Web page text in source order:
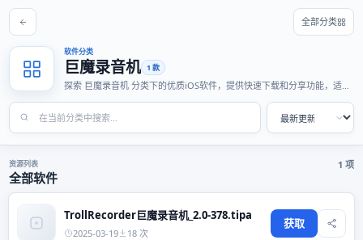
全部分类
软件分类
巨魔录音机 1 款
探索 巨魔录音机 分类下的优质iOS软件，提供快速下载和分享功能，适合
资源列表
全部软件
1 项
TrollRecorder巨魔录音机_2.0-378.tipa
2025-03-19 18 次
获取